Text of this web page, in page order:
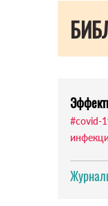
#covid-